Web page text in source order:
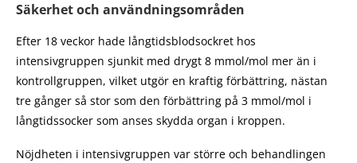
Säkerhet och användningsområden
Efter 18 veckor hade långtidsblodsockret hos
intensivgruppen sjunkit med drygt 8 mmol/mol mer än i
kontrollgruppen, vilket utgör en kraftig förbättring, nästan
tre gånger så stor som den förbättring på 3 mmol/mol i
långtidssocker som anses skydda organ i kroppen.
Nöjdheten i intensivgruppen var större och behandlingen